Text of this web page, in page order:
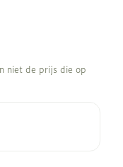
niet de prijs die op